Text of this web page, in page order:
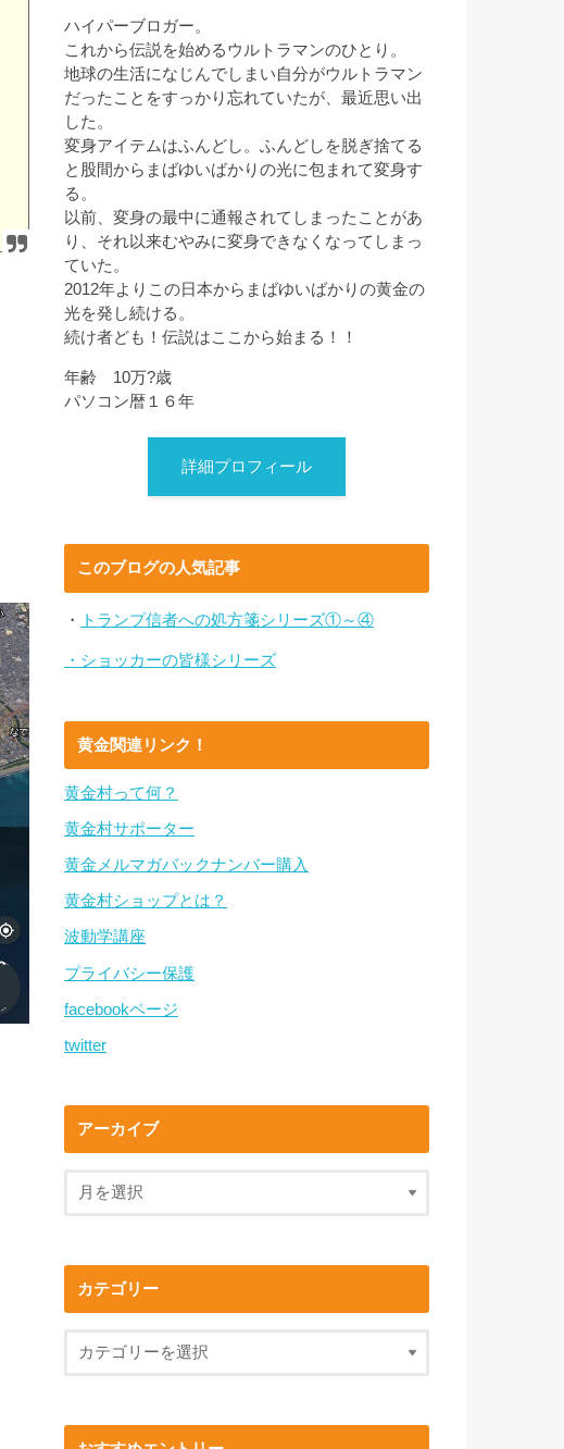
ハイパーブロガー。
これから伝説を始めるウルトラマンのひとり。
地球の生活になじんでしまい自分がウルトラマン
だったことをすっかり忘れていたが、最近思い出
した。
変身アイテムはふんどし。ふんどしを脱ぎ捨てる
と股間からまばゆいばかりの光に包まれて変身す
る。
以前、変身の最中に通報されてしまったことがあ
り、それ以来むやみに変身できなくなってしまっ
ていた。
2012年よりこの日本からまばゆいばかりの黄金の
光を発し続ける。
続け者ども！伝説はここから始まる！！
年齢 10万?歳
パソコン暦１６年
詳細プロフィール
このブログの人気記事
・ トランプ信者への処方箋シリーズ①～④
・ショッカーの皆様シリーズ
黄金関連リンク！
黄金村って何？
黄金村サポーター
黄金メルマガバックナンバー購入
黄金村ショップとは？
波動学講座
プライバシー保護
facebookページ
twitter
アーカイブ
カテゴリー